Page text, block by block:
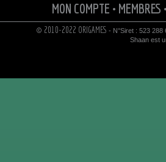
MON COMPTE • MEMBRES
© 2010-2022 ORIGAMES - N°Siret : 523 288
Shaan est